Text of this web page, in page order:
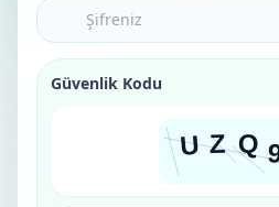
Güvenlik Kodu